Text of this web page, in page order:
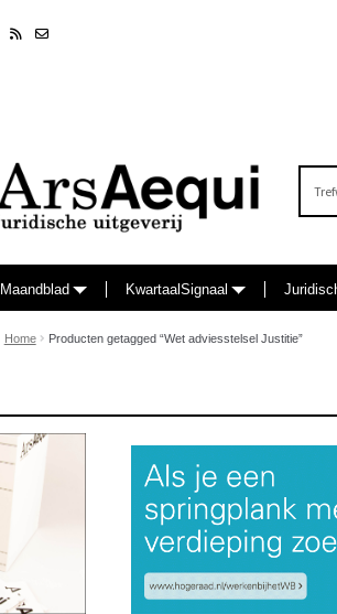
LinkedinRSS feed
Maandblad KwartaalSignaal
Home Producten getagged “Wet adviesstelsel Justitie”